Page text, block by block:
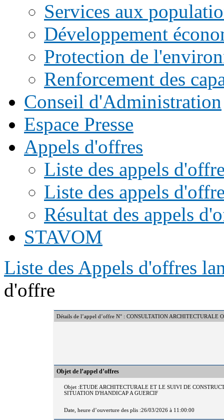
Services aux
Développement
Protection de
Renforcement des
Conseil d'Administration
Espace Presse
Appels d'offres
Liste des appels
Liste des appels
Résultat des appels
STAVOM
Liste des Appels d'offres
d'offre
Détails de l’appel d’offre N° : CONSULTATION ARCHITECTURALE
Objet de l’appel d’offres
Objet :ETUDE ARCHITECTURALE ET LE SUIVI DE
SITUATION D'HANDICAP A GUERCIF
Date, heure d’ouverture des plis :26/03/2026 à 11:00:00